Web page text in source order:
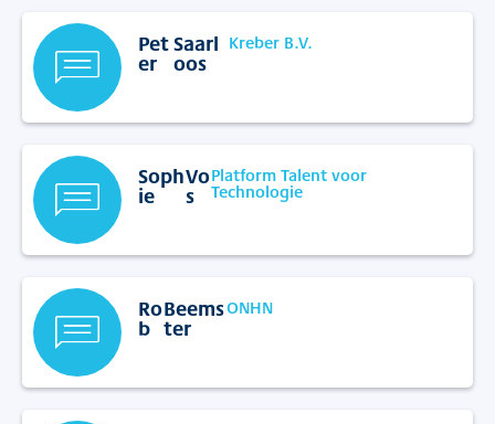
Pet
er
Saarl
oos
Kreber B.V.
Soph
ie
Vo
s
Platform Talent voor
Technologie
Ro
b
Beems
ter
ONHN